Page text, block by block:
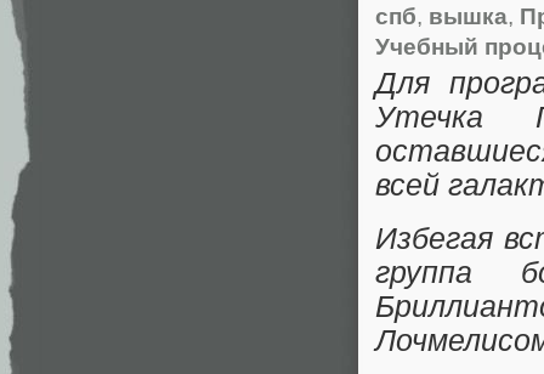
спб, вышка,
Учебный
Для
Утечка
всей
Избегая
группа